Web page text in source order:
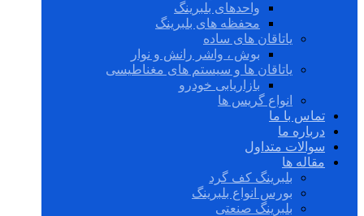
واحدهای بلبرینگ
محفظه های بلبرینگ
یاتاقان های ساده
بوش ، واشر رانش و نوار
یاتاقان ها و سیستم های مغناطیسی
بازاریابی خودرو
انواع گریس ها
تماس با ما
درباره ما
سوالات متداول
مقاله ها
بلبرینگ کف گرد
بورس انواع بلبرینگ
بلبرینگ صنعتی